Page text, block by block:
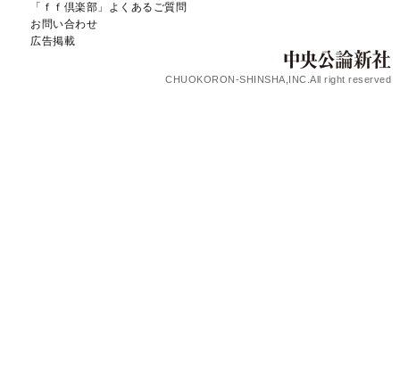
「ｆｆ倶楽部」よくあるご質問
お問い合わせ
広告掲載
CHUOKORON-SHINSHA,INC.All right reserved